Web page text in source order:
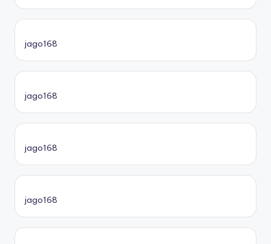
jago168
jago168
jago168
jago168